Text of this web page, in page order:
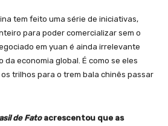
tem feito uma série de iniciativas,
para poder comercializar sem o
em yuan é ainda irrelevante
economia global. É como se eles
trilhos para o trem bala chinês passar
de Fatoacrescentou que as